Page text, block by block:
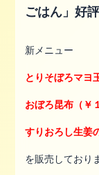
ごはん」好
新メニュー
とりそぼろマヨ
おぼろ昆布（￥
すりおろし生姜
を販売しており